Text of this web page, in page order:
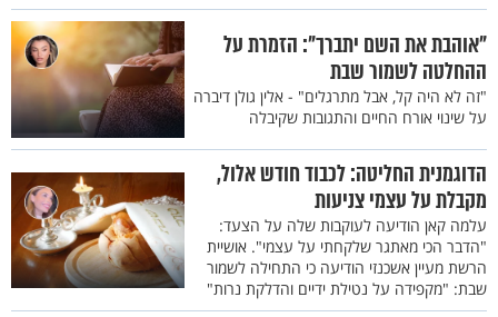
"אוהבת את השם יתברך": הזמרת על
ההחלטה לשמור שבת
"זה לא היה קל, אבל מתרגלים" - אלין גולן דיברה
על שינוי אורח החיים והתגובות שקיבלה
הדוגמנית החליטה: לכבוד חודש אלול,
מקבלת על עצמי צניעות
עלמה קאן הודיעה לעוקבות שלה על הצעד:
"הדבר הכי מאתגר שלקחתי על עצמי". אושיית
הרשת מעיין אשכנזי הודיעה כי התחילה לשמור
שבת: "מקפידה על נטילת ידיים והדלקת נרות"